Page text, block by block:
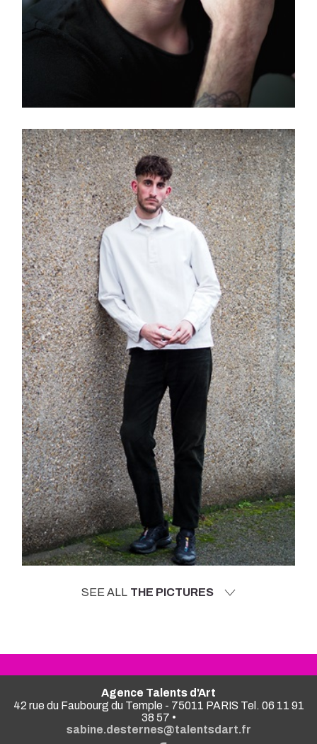
SEE ALL THE PICTURES
Agence Talents d'Art
42 rue du Faubourg du Temple - 75011 PARIS Tel. 06 11 91
38 57 •
sabine.desternes@talentsdart.fr